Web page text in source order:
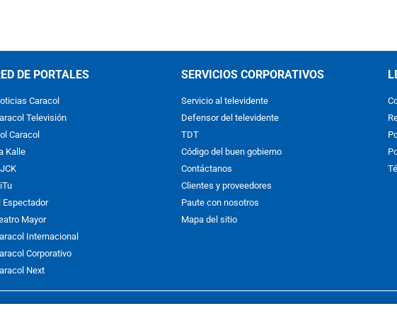
DE PORTALES
Caracol
Televisión
Caracol
Kalle
Espectador
Mayor
Internacional
Corporativo
Next
SERVICIOS CORPORATIVOS
Servicio al televidente
Defensor del televidente
TDT
Código del buen gobierno
Contáctanos
Clientes y proveedores
Paute con nosotros
Mapa del sitio
de los
D.R.A. Prohibida su reproducción total o parcial, así como su traducción a